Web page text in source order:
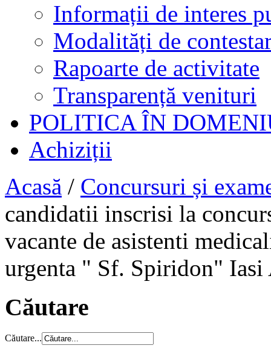
Informații de interes
Modalități de
Rapoarte de activitate
Transparență venituri
POLITICA ÎN
Achiziții
Acasă / Concursuri și
candidatii inscrisi la
vacante de asistenti
urgenta " Sf. Spiridon" Iasi
Căutare
Căutare...